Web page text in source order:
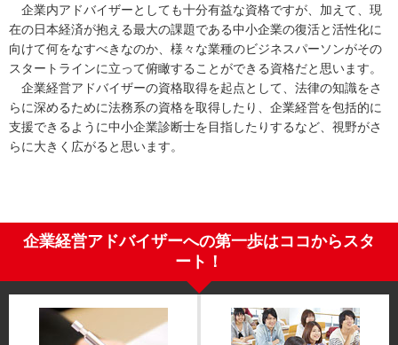
企業内アドバイザーとしても十分有益な資格ですが、加えて、現
在の日本経済が抱える最大の課題である中小企業の復活と活性化に
向けて何をなすべきなのか、様々な業種のビジネスパーソンがその
スタートラインに立って俯瞰することができる資格だと思います。
企業経営アドバイザーの資格取得を起点として、法律の知識をさ
らに深めるために法務系の資格を取得したり、企業経営を包括的に
支援できるように中小企業診断士を目指したりするなど、視野がさ
らに大きく広がると思います。
企業経営アドバイザーへの第一歩はココからスタ
ート！